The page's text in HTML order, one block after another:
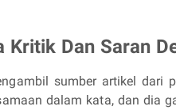
Kritik Dan Saran
sumber artikel dari
dalam kata, dan dia